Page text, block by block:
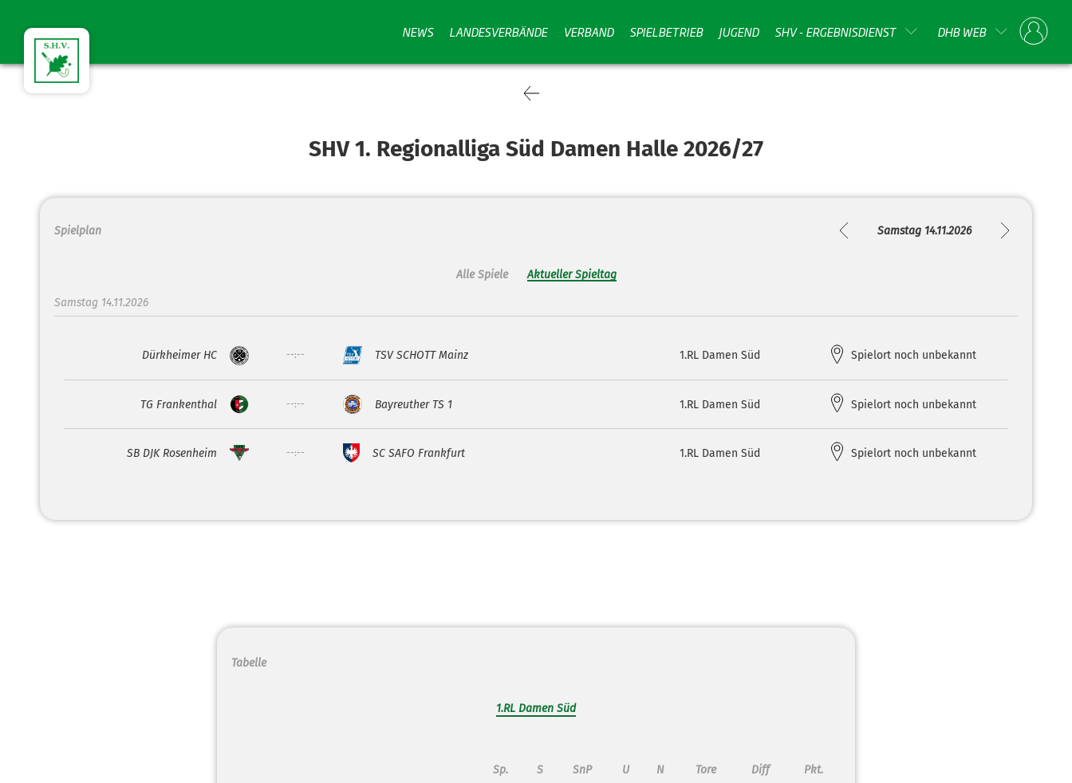
NEWS LANDESVERBÄNDE VERBAND SPIELBETRIEB JUGEND SHV - ERGEBNISDIENST DHB WEB
SHV 1. Regionalliga Süd Damen Halle 2026/27
Spielplan Samstag 14.11.2026
Alle Spiele Aktueller Spieltag
Samstag 14.11.2026
Dürkheimer HC --:-- TSV SCHOTT Mainz 1.RL Damen Süd Spielort noch unbekannt
TG Frankenthal --:-- Bayreuther TS 1 1.RL Damen Süd Spielort noch unbekannt
SB DJK Rosenheim --:-- SC SAFO Frankfurt 1.RL Damen Süd Spielort noch unbekannt
Tabelle
1.RL Damen Süd
Sp. S SnP U N Tore Diff Pkt.